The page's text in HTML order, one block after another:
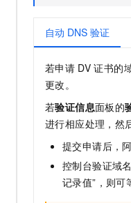
自动 DNS 验证
若申请 DV 证书的
更改。
若验证信息面板的
进行相应处理，然
提交申请后，
控制台验证域名
记录值”，则可